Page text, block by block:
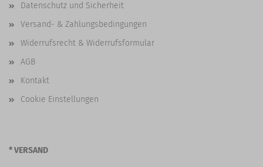
Datenschutz und Sicherheit
Versand- & Zahlungsbedingungen
Widerrufsrecht & Widerrufsformular
AGB
Kontakt
Cookie Einstellungen
* VERSAND